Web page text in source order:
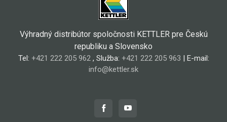
Výhradný distribútor spoločnosti KETTLER pre Českú
republiku a Slovensko
Tel: +421 222 205 962, Služba: +421 222 205 963 | E-mail:
info@kettler.sk